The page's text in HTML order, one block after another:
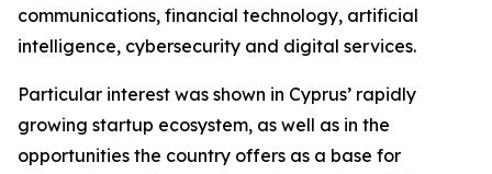
communications, financial technology, artificial
intelligence, cybersecurity and digital services.
Particular interest was shown in Cyprus’ rapidly
growing startup ecosystem, as well as in the
opportunities the country offers as a base for